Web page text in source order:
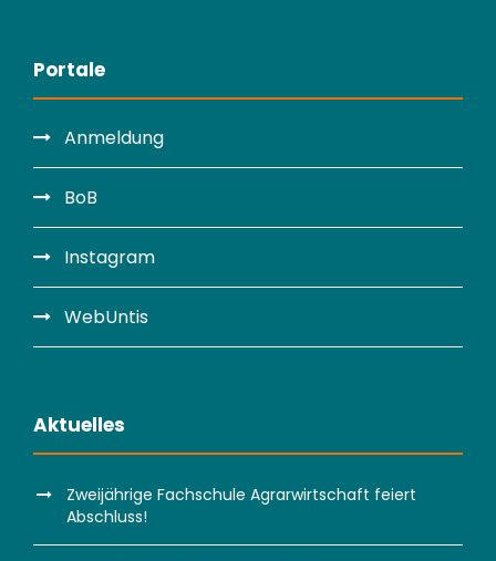
Portale
Anmeldung
BoB
Instagram
WebUntis
Aktuelles
Zweijährige Fachschule Agrarwirtschaft feiert
Abschluss!